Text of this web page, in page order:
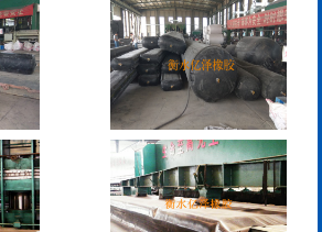
缝
缩缝
D40、60、80型桥梁伸
缩缝